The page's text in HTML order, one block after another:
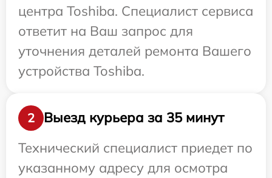
центра Toshiba. Специалист сервиса
ответит на Ваш запрос для
уточнения деталей ремонта Вашего
устройства Toshiba.
2
Выезд курьера за 35 минут
Технический специалист приедет по
указанному адресу для осмотра